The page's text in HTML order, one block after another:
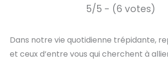
5/5 - (6 votes)
Dans notre vie quotidienne trépidante,
et ceux d’entre vous qui cherchent à